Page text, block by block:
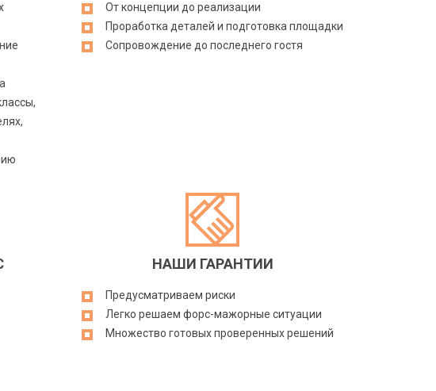
От концепции до реализации
Проработка деталей и подготовка площадки
Сопровождение до последнего гостя
НАШИ ГАРАНТИИ
Предусматриваем риски
Легко решаем форс-мажорные ситуации
Множество готовых проверенных решений